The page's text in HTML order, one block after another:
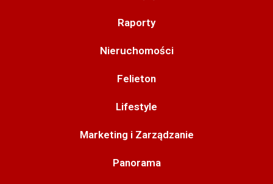
Raporty
Nieruchomości
Felieton
Lifestyle
Marketing i Zarządzanie
Panorama